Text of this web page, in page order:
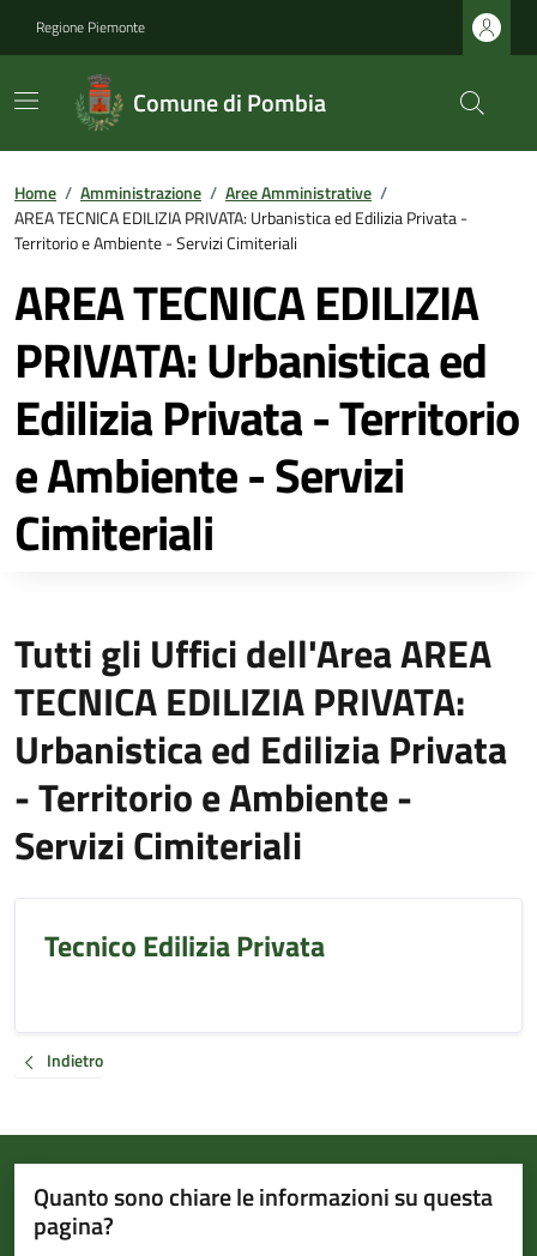
Regione Piemonte
Comune di Pombia
Home / Amministrazione / Aree Amministrative /
AREA TECNICA EDILIZIA PRIVATA: Urbanistica ed Edilizia Privata -
Territorio e Ambiente - Servizi Cimiteriali
AREA TECNICA EDILIZIA
PRIVATA: Urbanistica ed
Edilizia Privata - Territorio
e Ambiente - Servizi
Cimiteriali
Tutti gli Uffici dell'Area AREA
TECNICA EDILIZIA PRIVATA:
Urbanistica ed Edilizia Privata
- Territorio e Ambiente -
Servizi Cimiteriali
Tecnico Edilizia Privata
Indietro
Quanto sono chiare le informazioni su questa
pagina?